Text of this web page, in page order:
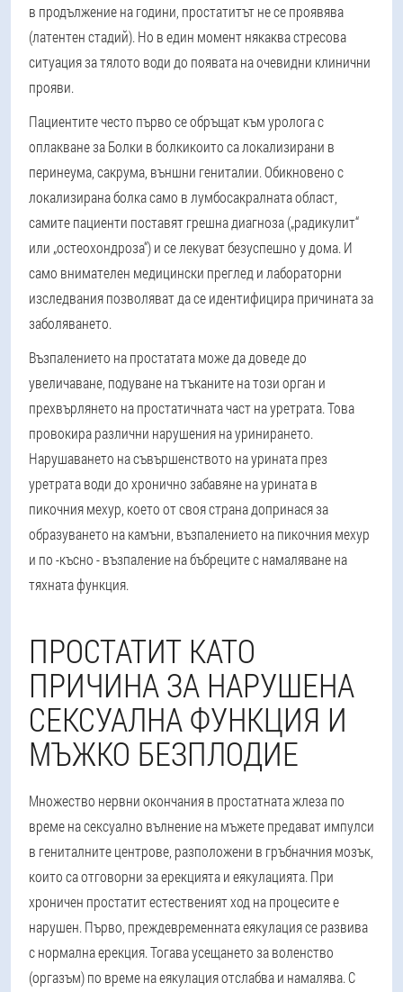
в продължение на години, простатитът не се проявява
(латентен стадий). Но в един момент някаква стресова
ситуация за тялото води до появата на очевидни клинични
прояви.
Пациентите често първо се обръщат към уролога с
оплакване заБолки в болкикоито са локализирани в
перинеума, сакрума, външни гениталии. Обикновено с
локализирана болка само в лумбосакралната област,
самите пациенти поставят грешна диагноза („радикулит“
или „остеохондроза“) и се лекуват безуспешно у дома. И
само внимателен медицински преглед и лабораторни
изследвания позволяват да се идентифицира причината за
заболяването.
Възпалението на простатата може да доведе до
увеличаване, подуване на тъканите на този орган и
прехвърлянето на простатичната част на уретрата. Това
провокира различни нарушения на уринирането.
Нарушаването на съвършенството на урината през
уретрата води до хронично забавяне на урината в
пикочния мехур, което от своя страна допринася за
образуването на камъни, възпалението на пикочния мехур
и по -късно - възпаление на бъбреците с намаляване на
тяхната функция.
ПРОСТАТИТ КАТО
ПРИЧИНА ЗА НАРУШЕНА
СЕКСУАЛНА ФУНКЦИЯ И
МЪЖКО БЕЗПЛОДИЕ
Множество нервни окончания в простатната жлеза по
време на сексуално вълнение на мъжете предават импулси
в гениталните центрове, разположени в гръбначния мозък,
които са отговорни за ерекцията и еякулацията. При
хроничен простатит естественият ход на процесите е
нарушен. Първо, преждевременната еякулация се развива
с нормална ерекция. Тогава усещането за воленство
(оргазъм) по време на еякулация отслабва и намалява. С